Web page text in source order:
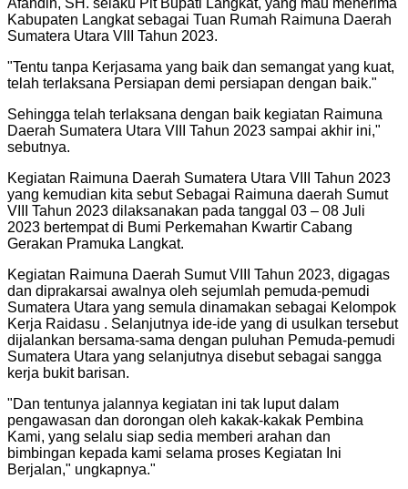
Kabupaten Langkat sebagai Tuan Rumah Raimuna Daerah
Sumatera Utara VIII Tahun 2023.
"Tentu tanpa Kerjasama yang baik dan semangat yang kuat,
telah terlaksana Persiapan demi persiapan dengan baik."
Sehingga telah terlaksana dengan baik kegiatan Raimuna
Daerah Sumatera Utara VIII Tahun 2023 sampai akhir ini,"
sebutnya.
Kegiatan Raimuna Daerah Sumatera Utara VIII Tahun 2023
yang kemudian kita sebut Sebagai Raimuna daerah Sumut
VIII Tahun 2023 dilaksanakan pada tanggal 03 – 08 Juli
2023 bertempat di Bumi Perkemahan Kwartir Cabang
Gerakan Pramuka Langkat.
Kegiatan Raimuna Daerah Sumut VIII Tahun 2023, digagas
dan diprakarsai awalnya oleh sejumlah pemuda-pemudi
Sumatera Utara yang semula dinamakan sebagai Kelompok
Kerja Raidasu . Selanjutnya ide-ide yang di usulkan tersebut
dijalankan bersama-sama dengan puluhan Pemuda-pemudi
Sumatera Utara yang selanjutnya disebut sebagai sangga
kerja bukit barisan.
"Dan tentunya jalannya kegiatan ini tak luput dalam
pengawasan dan dorongan oleh kakak-kakak Pembina
Kami, yang selalu siap sedia memberi arahan dan
bimbingan kepada kami selama proses Kegiatan Ini
Berjalan," ungkapnya."